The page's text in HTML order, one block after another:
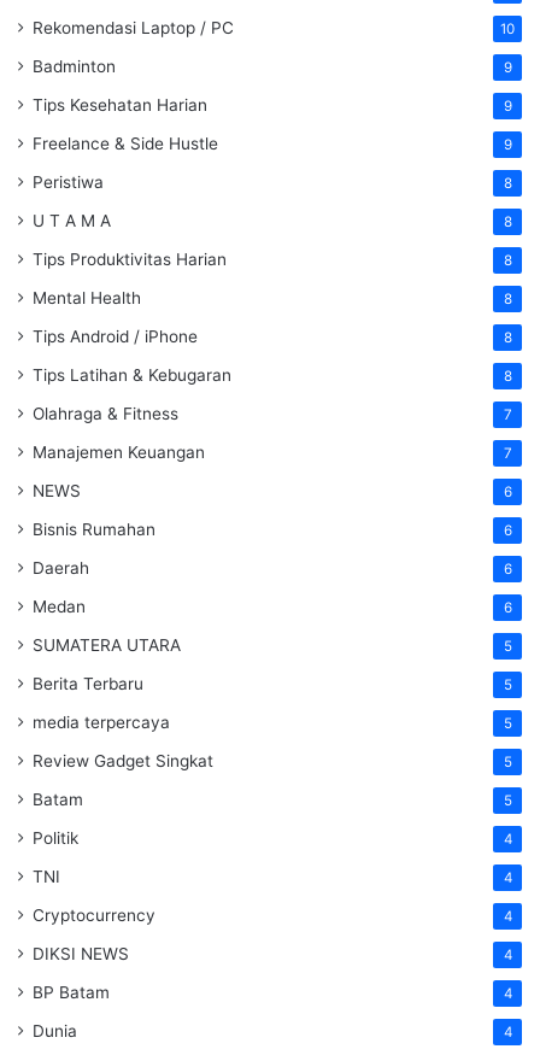
Rekomendasi Laptop / PC 10
Badminton 9
Tips Kesehatan Harian 9
Freelance & Side Hustle 9
Peristiwa 8
U T A M A 8
Tips Produktivitas Harian 8
Mental Health 8
Tips Android / iPhone 8
Tips Latihan & Kebugaran 8
Olahraga & Fitness 7
Manajemen Keuangan 7
NEWS 6
Bisnis Rumahan 6
Daerah 6
Medan 6
SUMATERA UTARA 5
Berita Terbaru 5
media terpercaya 5
Review Gadget Singkat 5
Batam 5
Politik 4
TNI 4
Cryptocurrency 4
DIKSI NEWS 4
BP Batam 4
Dunia 4